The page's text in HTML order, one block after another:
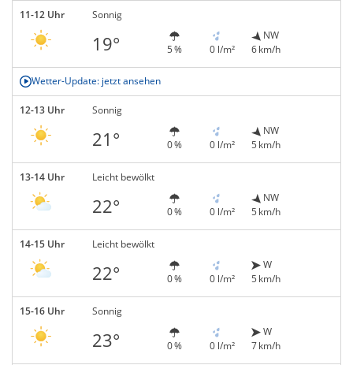
11-12 Uhr Sonnig
19° 5 % 0 l/m²
NW
6 km/h
Wetter-Update: jetzt ansehen
12-13 Uhr Sonnig
21° 0 % 0 l/m²
NW
5 km/h
13-14 Uhr Leicht bewölkt
22° 0 % 0 l/m²
NW
5 km/h
14-15 Uhr Leicht bewölkt
22° 0 % 0 l/m²
W
5 km/h
15-16 Uhr Sonnig
23° 0 % 0 l/m²
W
7 km/h